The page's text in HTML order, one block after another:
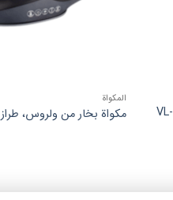
مكواة بخار عمودية من ولروس، طراز VL-
المكواة
مكواة بخار من ولروس، طراز VL-918